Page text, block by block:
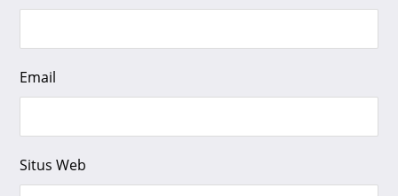
Email
Situs Web